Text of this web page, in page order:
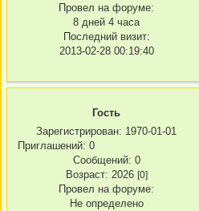
Провел на форуме:
8 дней 4 часа
Последний визит:
2013-02-28 00:19:40
Гость
Зарегистрирован: 1970-01-01
Приглашений: 0
Сообщений: 0
Возраст: 2026 [0]
Провел на форуме:
Не определено